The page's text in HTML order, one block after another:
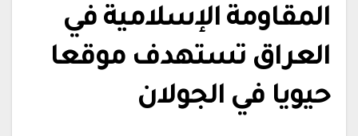
المقاومة الإسلامية في
العراق تستهدف موقعا
حيويا في الجولان